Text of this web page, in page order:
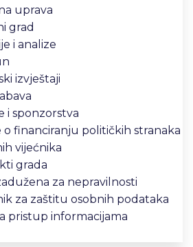
uprava
grad
i analize
izvještaji
i sponzorstva
o financiranju političkih stranaka
vijećnika
grada
za nepravilnosti
za zaštitu osobnih podataka
pristup informacijama